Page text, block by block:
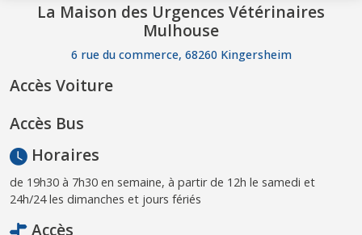
La Maison des Urgences Vétérinaires
Mulhouse
6 rue du commerce, 68260 Kingersheim
Accès Voiture
Accès Bus
Horaires
de 19h30 à 7h30 en semaine, à partir de 12h le samedi et
24h/24 les dimanches et jours fériés
Accès